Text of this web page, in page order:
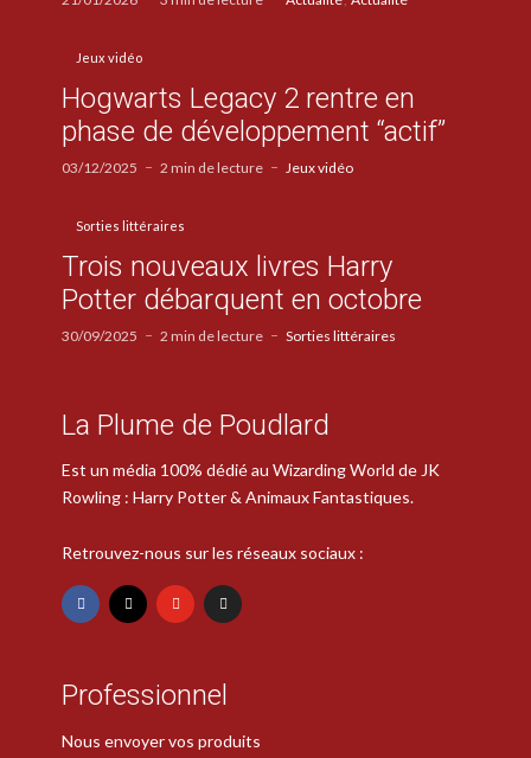
Jeux vidéo
Hogwarts Legacy 2 rentre en
phase de développement “actif”
03/12/2025 2 min de lecture Jeux vidéo
Sorties littéraires
Trois nouveaux livres Harry
Potter débarquent en octobre
30/09/2025 2 min de lecture Sorties littéraires
La Plume de Poudlard
Est un média 100% dédié au Wizarding World de JK
Rowling : Harry Potter & Animaux Fantastiques.
Retrouvez-nous sur les réseaux sociaux :
Professionnel
Nous envoyer vos produits